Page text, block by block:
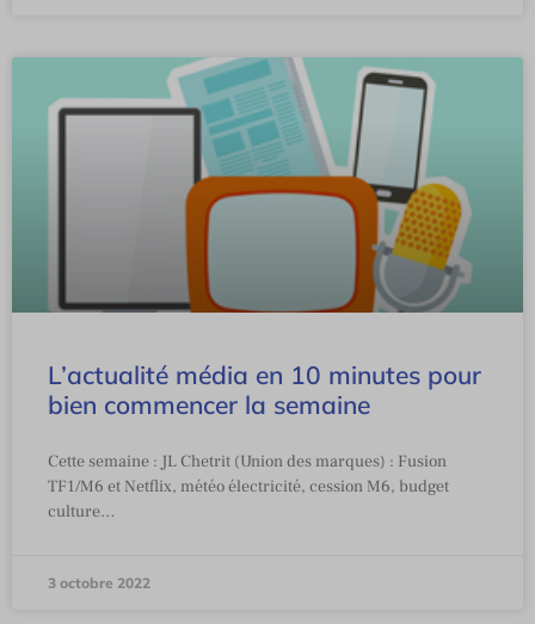
L’actualité média en 10 minutes pour
bien commencer la semaine
Cette semaine : JL Chetrit (Union des marques) : Fusion
TF1/M6 et Netflix, météo électricité, cession M6, budget
culture…
3 octobre 2022